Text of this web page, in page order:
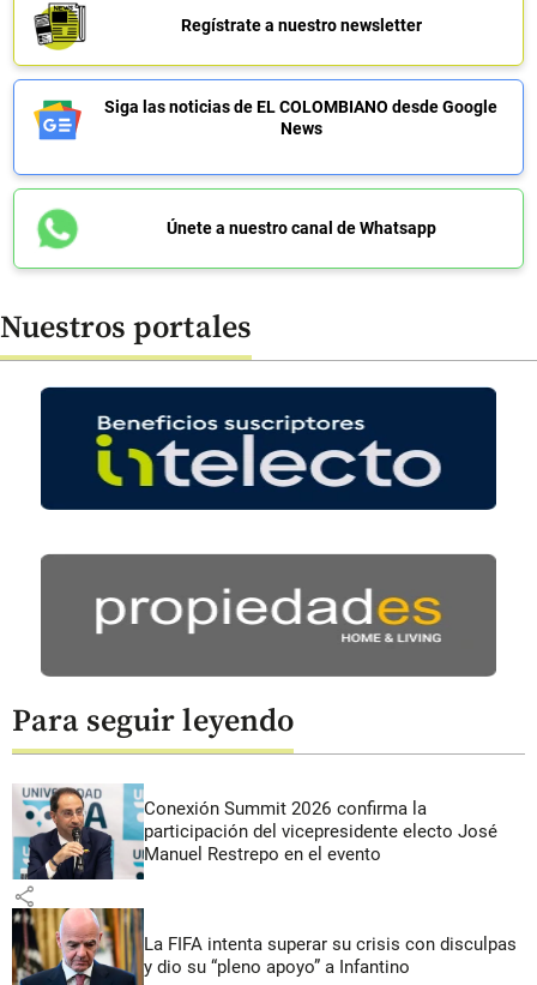
Regístrate a nuestro newsletter
Siga las noticias de EL COLOMBIANO desde Google
News
Únete a nuestro canal de Whatsapp
Nuestros portales
Para seguir leyendo
Conexión Summit 2026 confirma la
participación del vicepresidente electo José
Manuel Restrepo en el evento
share
La FIFA intenta superar su crisis con disculpas
y dio su “pleno apoyo” a Infantino